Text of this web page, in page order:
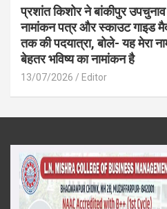
प्रशांत किशोर ने बांकीपुर
नामांकन पत्र और स्काउट गाइड
तक की पदयात्रा, बोले- यह मेरा
बेहतर भविष्य का नामांकन है
13/07/2026 Editor